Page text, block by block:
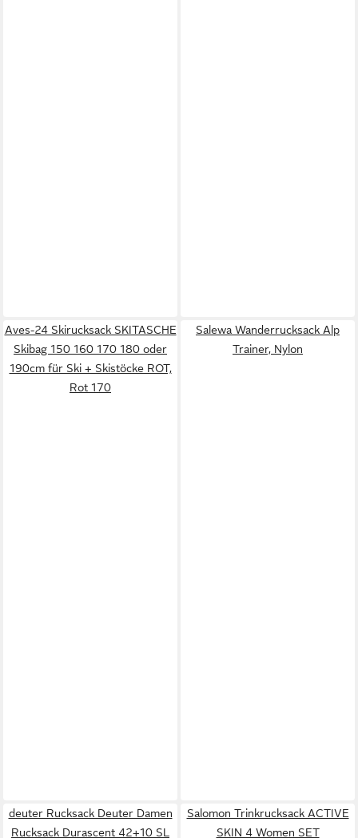
Aves-24 Skirucksack SKITASCHE
Skibag 150 160 170 180 oder
190cm für Ski + Skistöcke ROT,
Rot 170
Salewa Wanderrucksack Alp
Trainer, Nylon
deuter Rucksack Deuter Damen
Rucksack Durascent 42+10 SL
Salomon Trinkrucksack ACTIVE
SKIN 4 Women SET